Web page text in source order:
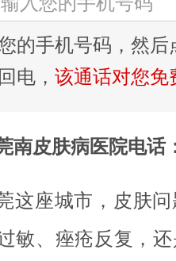
的手机号码，然
电， 该通话对您免
南皮肤病医院电话
这座城市，皮肤
敏、痤疮反复，